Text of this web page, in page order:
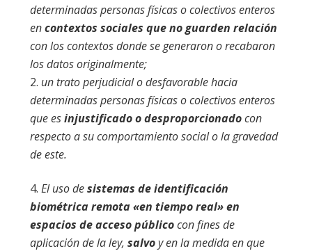
determinadas personas físicas o colectivos enteros
encontextos sociales que no guarden relación
con los contextos donde se generaron o recabaron
los datos originalmente;
un trato perjudicial o desfavorable hacia
determinadas personas físicas o colectivos enteros
que esinjustificado o desproporcionadocon
respecto a su comportamiento social o la gravedad
de este.
El uso desistemas de identificación
biométrica remota «en tiempo real» en
espacios de acceso públicocon fines de
aplicación de la ley, salvoy en la medida en que